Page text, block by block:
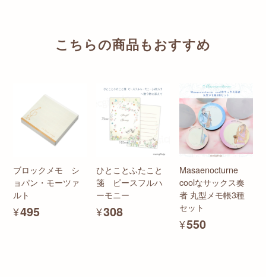
こちらの商品もおすすめ
ブロックメモ シ
ョパン・モーツァ
ルト
¥495
ひとことふたこと
箋 ピースフルハ
ーモニー
¥308
Masaenocturne
coolなサックス奏
者 丸型メモ帳3種
セット
¥550